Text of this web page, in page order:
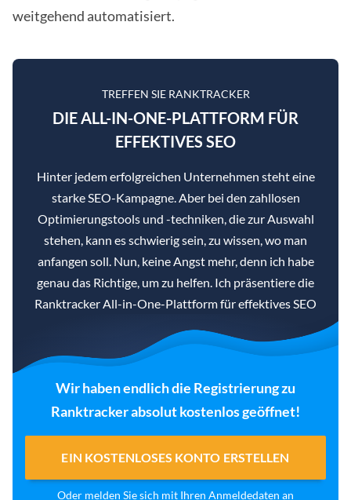
weitgehend automatisiert.
TREFFEN SIE RANKTRACKER
DIE ALL-IN-ONE-PLATTFORM FÜR
EFFEKTIVES SEO
Hinter jedem erfolgreichen Unternehmen steht eine
starke SEO-Kampagne. Aber bei den zahllosen
Optimierungstools und -techniken, die zur Auswahl
stehen, kann es schwierig sein, zu wissen, wo man
anfangen soll. Nun, keine Angst mehr, denn ich habe
genau das Richtige, um zu helfen. Ich präsentiere die
Ranktracker All-in-One-Plattform für effektives SEO
Wir haben endlich die Registrierung zu
Ranktracker absolut kostenlos geöffnet!
EIN KOSTENLOSES KONTO ERSTELLEN
Oder melden Sie sich mit Ihren Anmeldedaten an